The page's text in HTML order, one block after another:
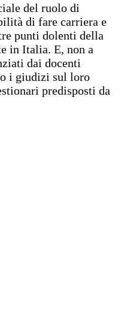
del ruolo di
di fare carriera e
punti dolenti della
in Italia. E, non a
dai docenti
i giudizi sul loro
predisposti da